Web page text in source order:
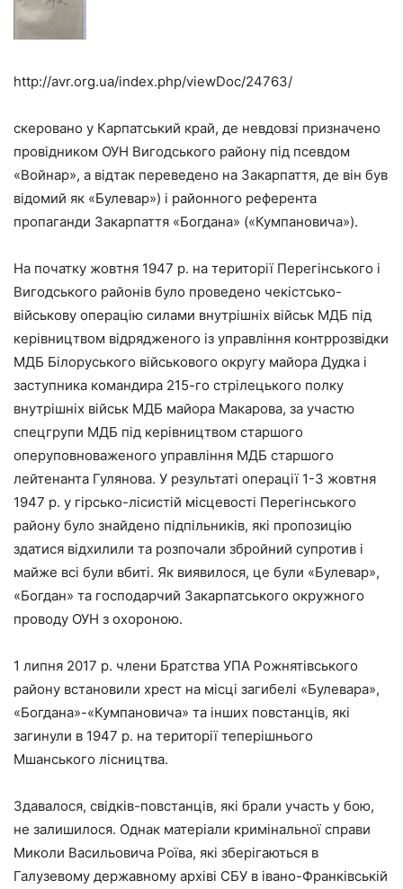
http://avr.org.ua/index.php/viewDoc/24763/
скеровано у Карпатський край, де невдовзі призначено
провідником ОУН Вигодського району під псевдом
«Войнар», а відтак переведено на Закарпаття, де він був
відомий як «Булевар») і районного референта
пропаганди Закарпаття «Богдана» («Кумпановича»).
На початку жовтня 1947 р. на території Перегінського і
Вигодського районів було проведено чекістсько-
військову операцію силами внутрішніх військ МДБ під
керівництвом відрядженого із управління контррозвідки
МДБ Білоруського військового округу майора Дудка і
заступника командира 215-го стрілецького полку
внутрішніх військ МДБ майора Макарова, за участю
спецгрупи МДБ під керівництвом старшого
оперуповноваженого управління МДБ старшого
лейтенанта Гулянова. У результаті операції 1-3 жовтня
1947 р. у гірсько-лісистій місцевості Перегінського
району було знайдено підпільників, які пропозицію
здатися відхилили та розпочали збройний супротив і
майже всі були вбиті. Як виявилося, це були «Булевар»,
«Богдан» та господарчий Закарпатського окружного
проводу ОУН з охороною.
1 липня 2017 р. члени Братства УПА Рожнятівського
району встановили хрест на місці загибелі «Булевара»,
«Богдана»-«Кумпановича» та інших повстанців, які
загинули в 1947 р. на території теперішнього
Мшанського лісництва.
Здавалося, свідків-повстанців, які брали участь у бою,
не залишилося. Однак матеріали кримінальної справи
Миколи Васильовича Роїва, які зберігаються в
Галузевому державному архіві СБУ в івано-Франківській